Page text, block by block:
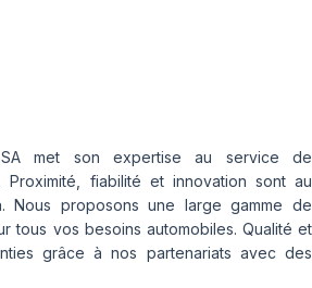
SA met son expertise au service de
Proximité, fiabilité et innovation sont au
Nous proposons une large gamme de
tous vos besoins automobiles. Qualité et
grâce à nos partenariats avec des